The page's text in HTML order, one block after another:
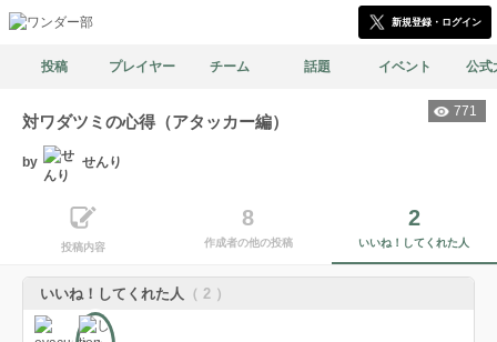
新規登録・ログイン
投稿 プレイヤー チーム 話題 イベント 公式
771
対ワダツミの心得（アタッカー編）
by せんり
投稿内容
8
作成者の他の投稿
2
いいね！してくれた人
いいね！してくれた人 （ 2 ）